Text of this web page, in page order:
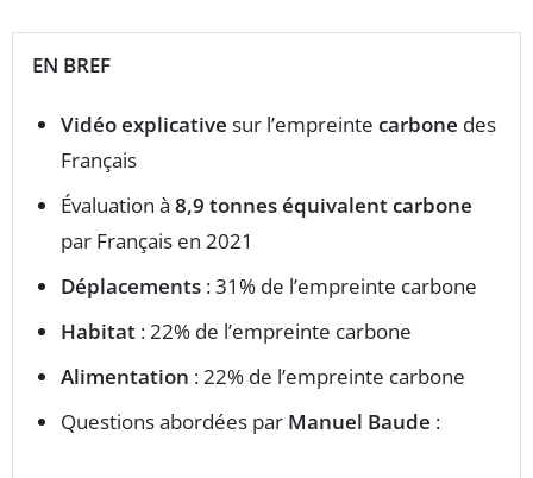
EN BREF
Vidéo explicative sur l’empreinte carbone des
Français
Évaluation à 8,9 tonnes équivalent carbone
par Français en 2021
Déplacements : 31% de l’empreinte carbone
Habitat : 22% de l’empreinte carbone
Alimentation : 22% de l’empreinte carbone
Questions abordées par Manuel Baude :